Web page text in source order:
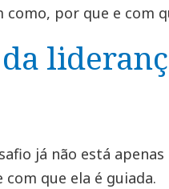
como, por que e com
já não está
que ela é guiada.